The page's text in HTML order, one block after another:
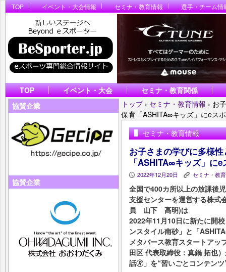
TOP イベント・大会情報 セミナ・教育情報 選手・チーム情
TOP イベント・大会
セミナ・教育関係
協賛企業
協賛企業
トップ › セミナ・教育情報 › お
保育「ASHITA∞キッズ」にeス
セミナ・教育情報
お子さまの学びに多様
「ASHITA∞キッズ」に
P 2022年12月20日 K セミナ・教
全国で400カ所以上の放課後
支援センターを運営する株式
員 山下 高明)は
2022年11月10日に新たに開
ンスタイル南砂」と「
メタバース教育スタートアッ
田区 代表取締役：真鍋 拓也
話🄬」を“習いごとコンテン